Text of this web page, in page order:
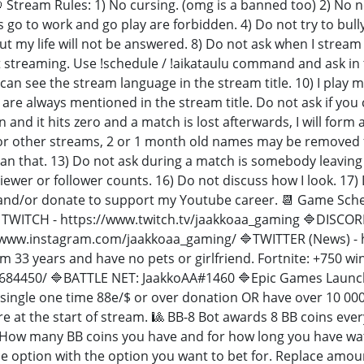
Rules: 1) No cursing. (omg is a banned too) 2)
to work and go play are forbidden. 4) Do not try to
my life will not be answered. 8) Do not ask when I
Use !schedule / !aikataulu command and ask
see the stream language in the stream title. 10) I play
always mentioned in the stream title. Do not ask if
and it hits zero and a match is lost afterwards, I will
other streams, 2 or 1 month old names may be
that. 13) Do not ask during a match is somebody
or follower counts. 16) Do not discuss how I look.
or donate to support my Youtube career. 📆 Game
- https://www.twitch.tv/jaakkoaa_gaming
jaakkoaa_gaming/ 🔷TWITTER (News)
33 years and have no pets or girlfriend. Fortnite: +750
🔷BATTLE NET: JaakkoAA#1460 🔷Epic Games
one time 88e/$ or over donation OR have over 10
at the start of stream. 🎱 BB-8 Bot awards 8 BB coins
many BB coins you have and for how long you have
option with the option you want to bet for. Replace